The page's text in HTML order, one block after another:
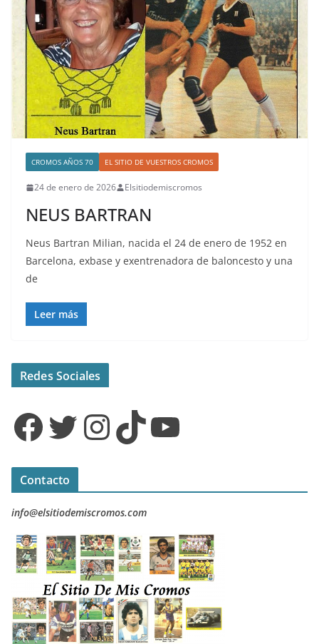
CROMOS AÑOS 70 EL SITIO DE VUESTROS CROMOS
24 de enero de 2026 Elsitiodemiscromos
NEUS BARTRAN
Neus Bartran Milian, nacida el 24 de enero de 1952 en
Barcelona, exbase y exentrenadora de baloncesto y una
de
Leer más
Redes Sociales
Facebook Twitter InstagramTikTok YouTube
Contacto
info@elsitiodemiscromos.com